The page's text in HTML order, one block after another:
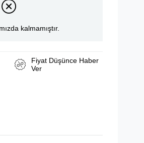
kalmamıştır.
Fiyat Düşünce Haber
Ver